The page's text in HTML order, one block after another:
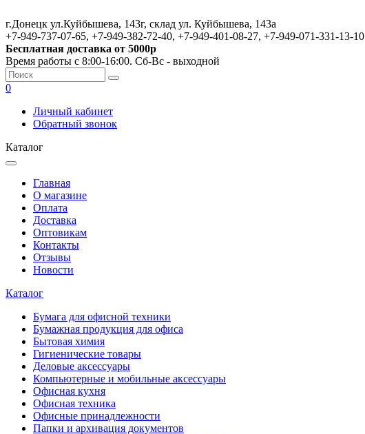
г.Донецк ул.Куйбышева, 143г, склад ул. Куйбышева, 143а
+7-949-737-07-65, +7-949-382-72-40, +7-949-401-08-27, +7-949-071-331-13-10
Бесплатная доставка от 5000р
Время работы с 8:00-16:00. Сб-Вс - выходной
0
Личный кабинет
Обратный звонок
Каталог
Главная
О магазине
Оплата
Доставка
Оптовикам
Контакты
Отзывы
Новости
Каталог
Бумага для офисной техники
Бумажная продукция для офиса
Бытовая химия
Гигиенические товары
Деловые аксессуары
Компьютерные и мобильные аксессуары
Офисная кухня
Офисная техника
Офисные принадлежности
Папки и архивация документов